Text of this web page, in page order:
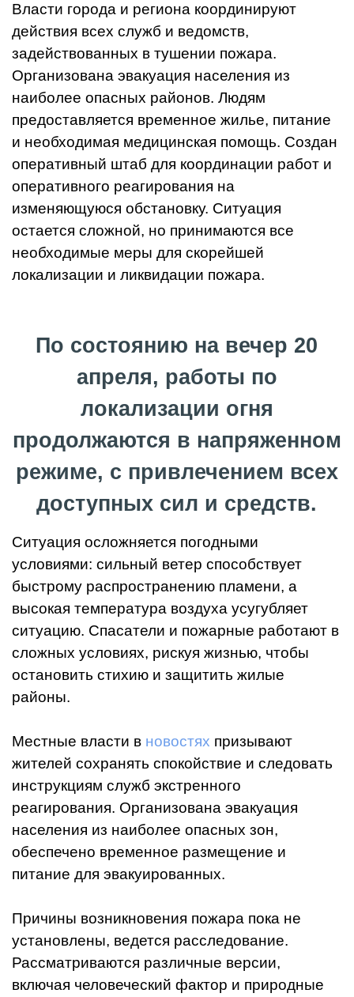
Власти города и региона координируют
действия всех служб и ведомств,
задействованных в тушении пожара.
Организована эвакуация населения из
наиболее опасных районов. Людям
предоставляется временное жилье, питание
и необходимая медицинская помощь. Создан
оперативный штаб для координации работ и
оперативного реагирования на
изменяющуюся обстановку. Ситуация
остается сложной, но принимаются все
необходимые меры для скорейшей
локализации и ликвидации пожара.
По состоянию на вечер 20
апреля, работы по
локализации огня
продолжаются в напряженном
режиме, с привлечением всех
доступных сил и средств.
Ситуация осложняется погодными
условиями: сильный ветер способствует
быстрому распространению пламени, а
высокая температура воздуха усугубляет
ситуацию. Спасатели и пожарные работают в
сложных условиях, рискуя жизнью, чтобы
остановить стихию и защитить жилые
районы.
Местные власти в новостях призывают
жителей сохранять спокойствие и следовать
инструкциям служб экстренного
реагирования. Организована эвакуация
населения из наиболее опасных зон,
обеспечено временное размещение и
питание для эвакуированных.
Причины возникновения пожара пока не
установлены, ведется расследование.
Рассматриваются различные версии,
включая человеческий фактор и природные